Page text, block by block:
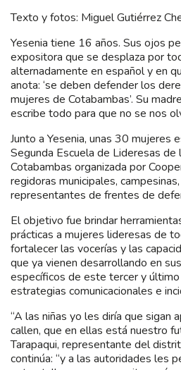
Texto y fotos: Miguel Gutiérrez
Yesenia tiene 16 años. Sus ojos
expositora que se desplaza por
alternadamente en español y en
anota: ‘se deben defender los
mujeres de Cotabambas’. Su
escribe todo para que no se nos
Junto a Yesenia, unas 30 mujeres
Segunda Escuela de Lideresas de
Cotabambas organizada por
regidoras municipales,
representantes de frentes de
El objetivo fue brindar
prácticas a mujeres lideresas de
fortalecer las vocerías y las
que ya vienen desarrollando en
específicos de este tercer y
estrategias comunicacionales e
“A las niñas yo les diría que sigan
callen, que en ellas está nuestro
Tarapaqui, representante del
continúa: “y a las autoridades les